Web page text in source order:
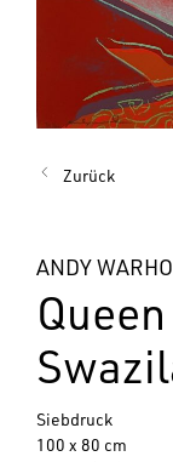
Zurück
ANDY
Siebdruck
100 x 80 cm